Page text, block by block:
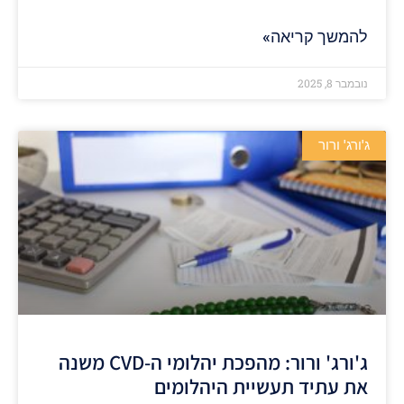
להמשך קריאה»
נובמבר 8, 2025
ג'ורג' ורור
ג'ורג' ורור: מהפכת יהלומי ה‑CVD משנה
את עתיד תעשיית היהלומים